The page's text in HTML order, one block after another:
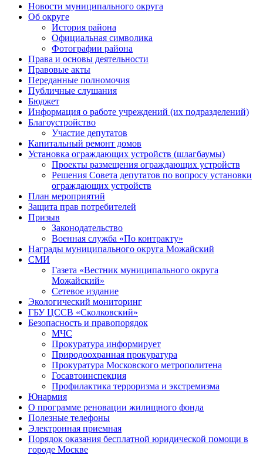
Новости муниципального округа
Об округе
История района
Официальная символика
Фотографии района
Права и основы деятельности
Правовые акты
Переданные полномочия
Публичные слушания
Бюджет
Информация о работе учреждений (их подразделений)
Благоустройство
Участие депутатов
Капитальный ремонт домов
Установка ограждающих устройств (шлагбаумы)
Проекты размещения ограждающих устройств
Решения Совета депутатов по вопросу установки
ограждающих устройств
План мероприятий
Защита прав потребителей
Призыв
Законодательство
Военная служба «По контракту»
Награды муниципального округа Можайский
СМИ
Газета «Вестник муниципального округа
Можайский»
Сетевое издание
Экологический мониторинг
ГБУ ЦССВ «Сколковский»
Безопасность и правопорядок
МЧС
Прокуратура информирует
Природоохранная прокуратура
Прокуратура Московского метрополитена
Госавтоинспекция
Профилактика терроризма и экстремизма
Юнармия
О программе реновации жилищного фонда
Полезные телефоны
Электронная приемная
Порядок оказания бесплатной юридической помощи в
городе Москве